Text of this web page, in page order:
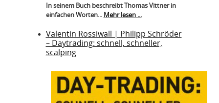
In seinem Buch beschreibt Thomas Vittner in
einfachen Worten... Mehr lesen ...
Valentin Rossiwall | Philipp Schröder
– Daytrading: schnell, schneller,
scalping